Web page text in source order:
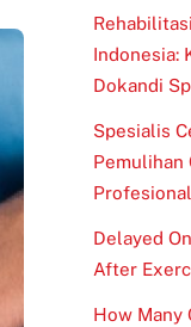
Indonesia:
Dokandi
Spesialis
Pemulihan
Profesional
Delayed
After
How Many